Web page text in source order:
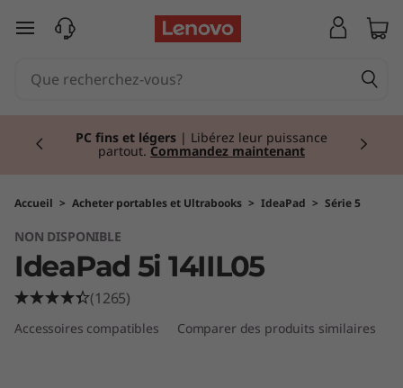
a
d
5
passer au contenu principal
PC fins et légers | Libérez leur puissance
partout. Commandez maintenant
Accueil > Acheter portables et Ultrabooks > IdeaPad > Série 5
NON DISPONIBLE
IdeaPad 5i 14IIL05
(1265)
Accessoires compatibles Comparer des produits similaires